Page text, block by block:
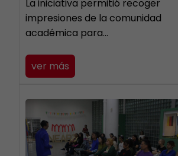
La iniciativa permitió recoger
impresiones de la comunidad
académica para…
ver más